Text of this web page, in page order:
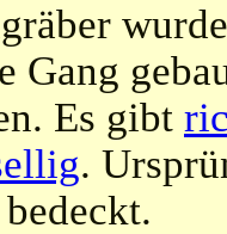
Gang
Es gibt
.